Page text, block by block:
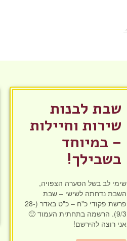
שבת לבנות
שירות וחיילות
– במיוחד
בשבילך!
שימי לב בשל הסערה הצפויה,
השבת נדחתה לשישי – שבת
פרשת פקודי כ"ח – כ"ט באדר (28-
9/3). הרשמה בתחתית העמוד 🙂
אני רוצה להירשם!